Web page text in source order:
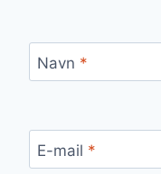
Navn *
E-mail *